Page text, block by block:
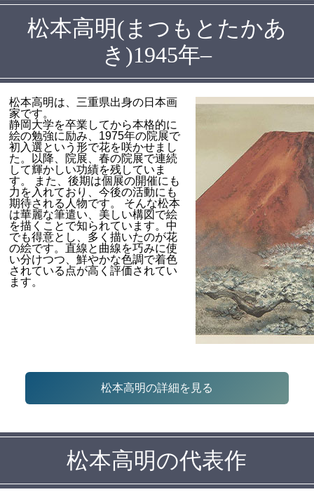
松本高明(まつもとたかあ
き)1945年–
松本高明は、三重県出身の日本画
家です。
静岡大学を卒業してから本格的に
絵の勉強に励み、1975年の院展で
初入選という形で花を咲かせまし
た。以降、院展、春の院展で連続
して輝かしい功績を残していま
す。 また、後期は個展の開催にも
力を入れており、今後の活動にも
期待される人物です。 そんな松本
は華麗な筆遣い、美しい構図で絵
を描くことで知られています。中
でも得意とし、多く描いたのが花
の絵です。直線と曲線を巧みに使
い分けつつ、鮮やかな色調で着色
されている点が高く評価されてい
ます。
松本高明の詳細を見る
松本高明の代表作